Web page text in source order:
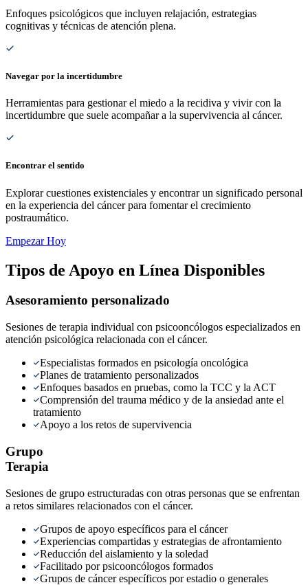
Enfoques psicológicos que incluyen relajación, estrategias
cognitivas y técnicas de atención plena.
Navegar por la incertidumbre
Herramientas para gestionar el miedo a la recidiva y vivir con la
incertidumbre que suele acompañar a la supervivencia al cáncer.
Encontrar el sentido
Explorar cuestiones existenciales y encontrar un significado personal
en la experiencia del cáncer para fomentar el crecimiento
postraumático.
Empezar Hoy
Tipos de Apoyo en Línea Disponibles
Asesoramiento personalizado
Sesiones de terapia individual con psicooncólogos especializados en
atención psicológica relacionada con el cáncer.
Especialistas formados en psicología oncológica
Planes de tratamiento personalizados
Enfoques basados en pruebas, como la TCC y la ACT
Comprensión del trauma médico y de la ansiedad ante el
tratamiento
Apoyo a los retos de supervivencia
Grupo
Terapia
Sesiones de grupo estructuradas con otras personas que se enfrentan
a retos similares relacionados con el cáncer.
Grupos de apoyo específicos para el cáncer
Experiencias compartidas y estrategias de afrontamiento
Reducción del aislamiento y la soledad
Facilitado por psicooncólogos formados
Grupos de cáncer específicos por estadio o generales